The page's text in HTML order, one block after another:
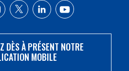
DÈS À PRÉSENT NOTRE
MOBILE